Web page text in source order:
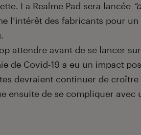
La Realme Pad sera lancée
l’intérêt des fabricants pour un
attendre avant de se lancer
de Covid-19 a eu un impact
devraient continuer de croître
ensuite de se compliquer avec